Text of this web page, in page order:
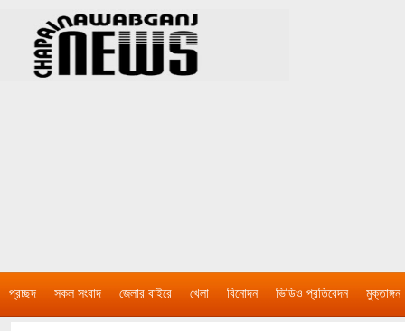
প্রচ্ছদ সকল সংবাদ জেলার বাইরে খেলা বিনোদন ভিডিও প্রতিবেদন মুক্তাঙ্গন